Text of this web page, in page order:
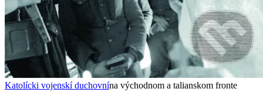
Katolícki vojenskí duchovnína východnom a talianskom fronte